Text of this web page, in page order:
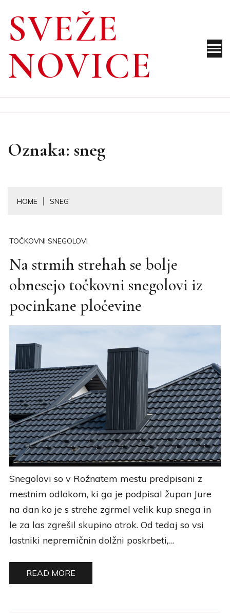
content
SVEŽE
NOVICE
Oznaka: sneg
HOME SNEG
TOČKOVNI SNEGOLOVI
Na strmih strehah se bolje
obnesejo točkovni snegolovi iz
pocinkane pločevine
Snegolovi so v Rožnatem mestu predpisani z
mestnim odlokom, ki ga je podpisal župan Jure
na dan ko je s strehe zgrmel velik kup snega in
le za las zgrešil skupino otrok. Od tedaj so vsi
lastniki nepremičnin dolžni poskrbeti,…
READ MORE